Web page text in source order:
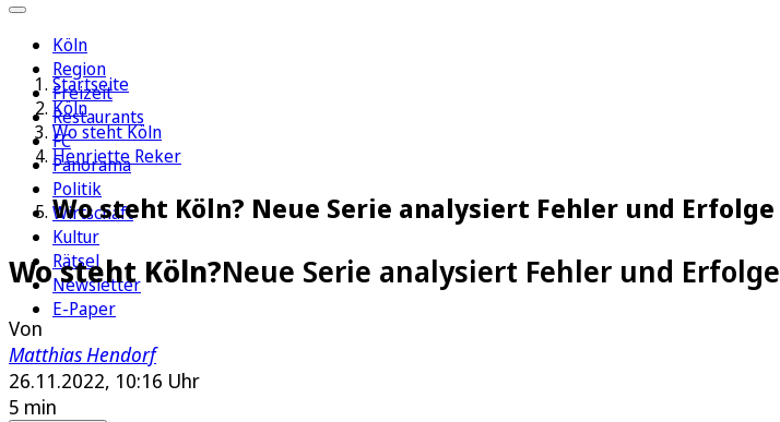
Köln
Region
Freizeit
Restaurants
FC
Panorama
Politik
Wirtschaft
Kultur
Rätsel
Newsletter
E-Paper
Startseite
Köln
Wo steht Köln
Henriette Reker
Wo steht Köln? Neue Serie analysiert Fehler und Erfolge
Wo steht Köln?Neue Serie analysiert Fehler und Erfolge
Von
Matthias Hendorf
26.11.2022, 10:16 Uhr
5 min